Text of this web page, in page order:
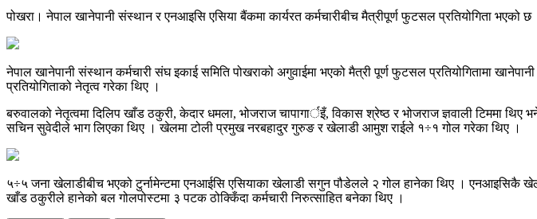
पोखरा। नेपाल खानेपानी संस्थान र एनआइसि एसिया बैंकमा कार्यरत कर्मचारीबीच मैत्रीपूर्ण फुटसल प्रतियोगिता भएको
नेपाल खानेपानी संस्थान कर्मचारी संघ इकाई समिति पोखराको अगुवाईमा भएको मैत्री पूर्ण फुटसल प्रतियोगितामा
प्रतियोगिताको नेतृत्व गरेका थिए ।
बरुवालको नेतृत्वमा दिलिप खाँड ठकुरी, केदार धमला, भोजराज चापागार्इँ, विकास श्रेष्ठ र भोजराज ज्ञवाली टिममा
सचिन सुवेदीले भाग लिएका थिए । खेलमा टोली प्रमुख नरबहादुर गुरुङ र खेलाडी आमुश राईले १÷१ गोल गरेका थिए ।
५÷५ जना खेलाडीबीच भएको टुर्नामेन्टमा एनआईसि एसियाका खेलाडी सगुन पौडेलले २ गोल हानेका थिए । एनआइसिकै
खाँड ठकुरीले हानेको बल गोलपोस्टमा ३ पटक ठोक्किँदा कर्मचारी निरुत्साहित बनेका थिए ।